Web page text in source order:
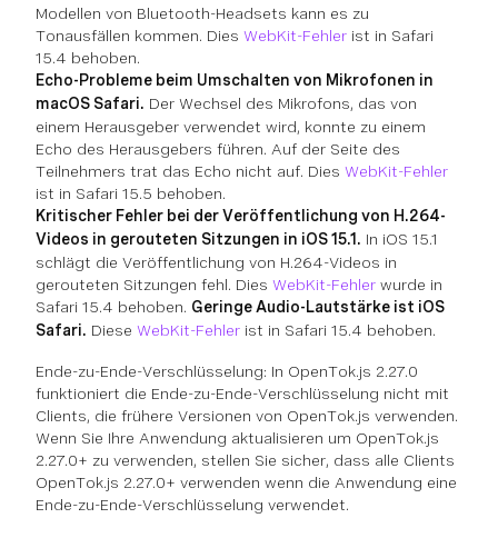
Modellen von Bluetooth-Headsets kann es zu
Tonausfällen kommen. Dies WebKit-Fehler ist in Safari
15.4 behoben.
Echo-Probleme beim Umschalten von Mikrofonen in
macOS Safari. Der Wechsel des Mikrofons, das von
einem Herausgeber verwendet wird, konnte zu einem
Echo des Herausgebers führen. Auf der Seite des
Teilnehmers trat das Echo nicht auf. Dies WebKit-Fehler
ist in Safari 15.5 behoben.
Kritischer Fehler bei der Veröffentlichung von H.264-
Videos in gerouteten Sitzungen in iOS 15.1. In iOS 15.1
schlägt die Veröffentlichung von H.264-Videos in
gerouteten Sitzungen fehl. Dies WebKit-Fehler wurde in
Safari 15.4 behoben. Geringe Audio-Lautstärke ist iOS
Safari. Diese WebKit-Fehler ist in Safari 15.4 behoben.
Ende-zu-Ende-Verschlüsselung: In OpenTok.js 2.27.0
funktioniert die Ende-zu-Ende-Verschlüsselung nicht mit
Clients, die frühere Versionen von OpenTok.js verwenden.
Wenn Sie Ihre Anwendung aktualisieren um OpenTok.js
2.27.0+ zu verwenden, stellen Sie sicher, dass alle Clients
OpenTok.js 2.27.0+ verwenden wenn die Anwendung eine
Ende-zu-Ende-Verschlüsselung verwendet.